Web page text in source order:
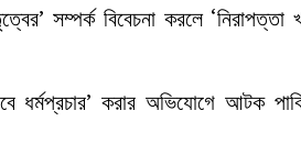
সম্পর্ক বিবেচনা করলে
ধর্মপ্রচার’ করার অভিযোগে আটক